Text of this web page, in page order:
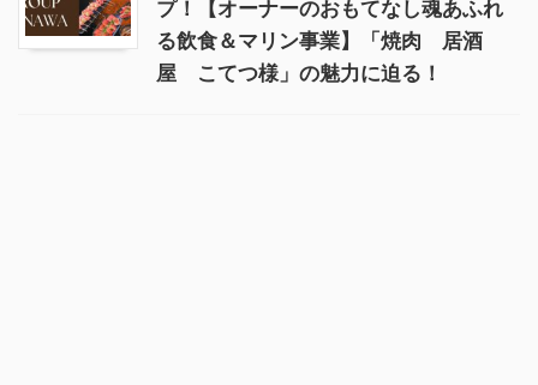
プ！【オーナーのおもてなし魂あふれ
る飲食＆マリン事業】「焼肉 居酒
屋 こてつ様」の魅力に迫る！